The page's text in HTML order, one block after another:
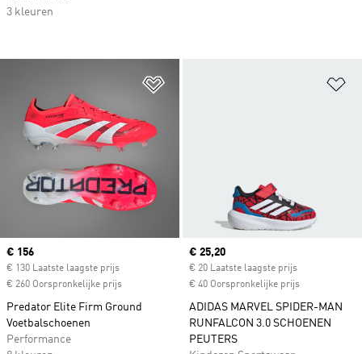
Current price
€ 156
€ 130 Laatste laagste prijs
€ 260 Oorspronkelijke prijs
Predator Elite Firm Ground
Voetbalschoenen
Performance
Current price
€ 25,20
€ 20 Laatste laagste prijs
€ 40 Oorspronkelijke prijs
ADIDAS MARVEL SPIDER-MAN
RUNFALCON 3.0 SCHOENEN
PEUTERS
3 kleuren